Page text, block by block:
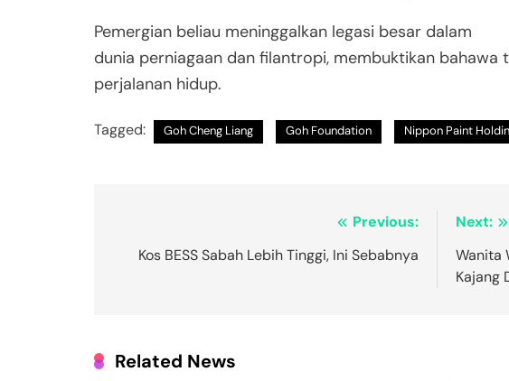
Pemergian beliau meninggalkan legasi besar dalam
dunia perniagaan dan filantropi, membuktikan
perjalanan hidup.
Tagged: Goh Cheng Liang Goh Foundation Nippon Paint
navigation
Previous:
Kos BESS Sabah Lebih Tinggi, Ini Sebabnya
Next:
Wanita
Kajang
Related News